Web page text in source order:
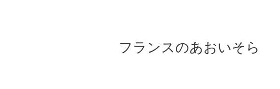
フランスのあおいそら